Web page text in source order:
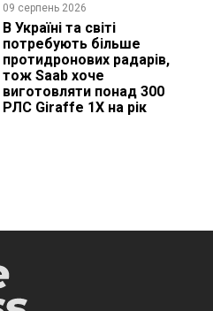
09 серпень 2026
В Україні та світі
потребують більше
протидронових радарів,
тож Saab хоче
виготовляти понад 300
РЛС Giraffe 1X на рік